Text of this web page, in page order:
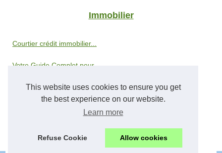
This website uses cookies to ensure you get
the best experience on our website.
Learn more
Refuse Cookie Allow cookies
Immobilier
Courtier crédit immobilier...
Votre Guide Complet pour...
Comprendre le concept...